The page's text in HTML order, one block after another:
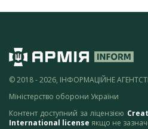
© 2018 - 2026, ІНФОРМАЦІЙНЕ
Міністерство оборони України
Контент доступний за ліцензією
International license якщо не